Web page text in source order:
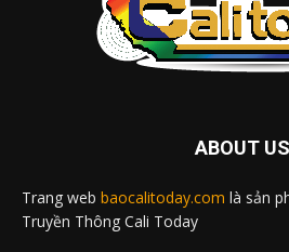
ABOUT US
Trang web baocalitoday.com là sản
Truyền Thông Cali Today